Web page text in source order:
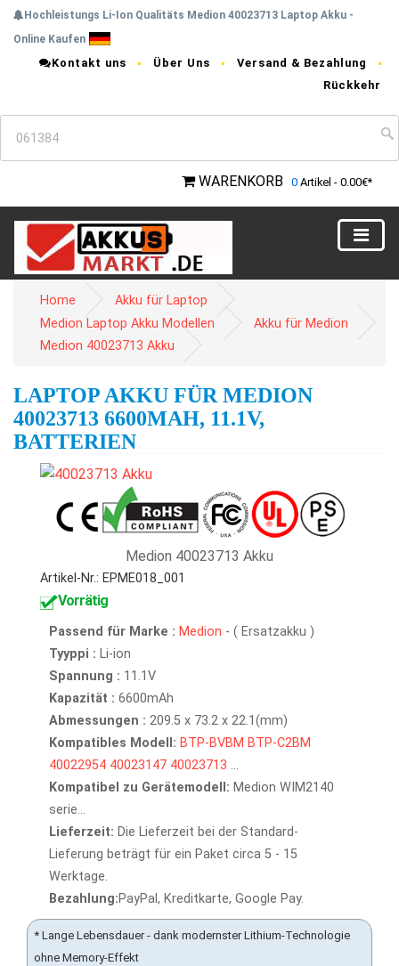
Hochleistungs Li-Ion Qualitäts Medion 40023713 Laptop Akku -
Online Kaufen
Kontakt uns Über Uns
Versand & Bezahlung
Rückkehr
WARENKORB 0 Artikel - 0.00€*
Home
Akku für Laptop
Medion Laptop Akku Modellen
Akku für Medion
Medion 40023713 Akku
LAPTOP AKKU FÜR MEDION
40023713 6600MAH, 11.1V,
BATTERIEN
Medion 40023713 Akku
Artikel-Nr.: EPME018_001
Vorrätig
Passend für Marke : Medion - ( Ersatzakku )
Tyyppi : Li-ion
Spannung : 11.1V
Kapazität : 6600mAh
Abmessungen : 209.5 x 73.2 x 22.1(mm)
Kompatibles Modell: BTP-BVBM BTP-C2BM
40022954 40023147 40023713 ...
Kompatibel zu Gerätemodell: Medion WIM2140
serie...
Lieferzeit: Die Lieferzeit bei der Standard-
Lieferung beträgt für ein Paket circa 5 - 15
Werktage.
Bezahlung:PayPal, Kreditkarte, Google Pay.
* Lange Lebensdauer - dank modernster Lithium-Technologie
ohne Memory-Effekt